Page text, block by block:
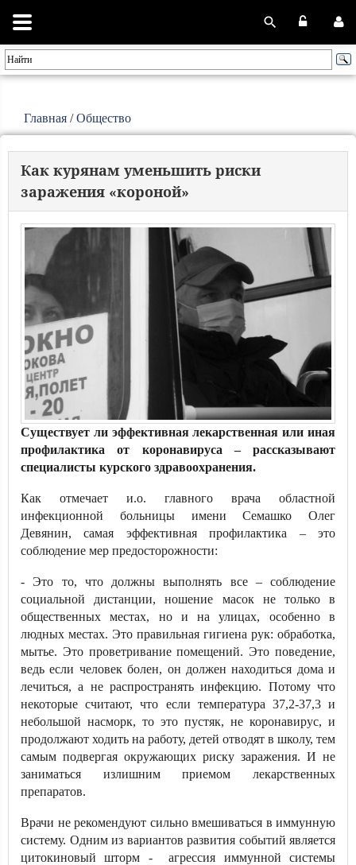
Главная /Общество
Как курянам уменьшить риски
заражения «короной»
Существует ли эффективная лекарственная или иная
профилактика от коронавируса – рассказывают
специалисты курского здравоохранения.
Как отмечает и.о. главного врача областной
инфекционной больницы имени Семашко Олег
Девянин, самая эффективная профилактика – это
соблюдение мер предосторожности:
- Это то, что должны выполнять все – соблюдение
социальной дистанции, ношение масок не только в
общественных местах, но и на улицах, особенно в
людных местах. Это правильная гигиена рук: обработка,
мытье. Это проветривание помещений. Это поведение,
ведь если человек болен, он должен находиться дома и
лечиться, а не распространять инфекцию. Потому что
некоторые считают, что если температура 37,2-37,3 и
небольшой насморк, то это пустяк, не коронавирус, и
продолжают ходить на работу, детей отводят в школу, тем
самым подвергая окружающих риску заражения. И не
заниматься излишним приемом лекарственных
препаратов.
Врачи не рекомендуют сильно вмешиваться в иммунную
систему. Одним из вариантов развития событий является
цитокиновый шторм - агрессия иммунной системы